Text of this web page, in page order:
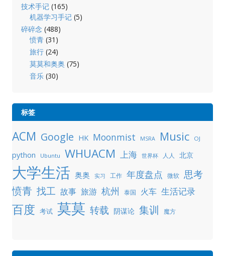
技术手记(165)
机器学习手记 (5)
碎碎念 (488)
愤青 (31)
旅行 (24)
莫莫和奥奥 (75)
音乐 (30)
标签
ACM Google HK Moonmist MSRA Music OJ
python Ubuntu WHUACM 上海 世界杯 人人 北京
大学生活 奥奥 实习 工作 年度盘点 微软 思考
愤青 找工 故事 旅游 杭州 泰国 火车 生活记录
百度 考试 莫莫 转载 阴谋论 集训 魔方